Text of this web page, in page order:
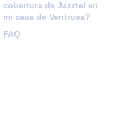
cobertura de Jazztel en
mi casa de Ventrosa?
FAQ